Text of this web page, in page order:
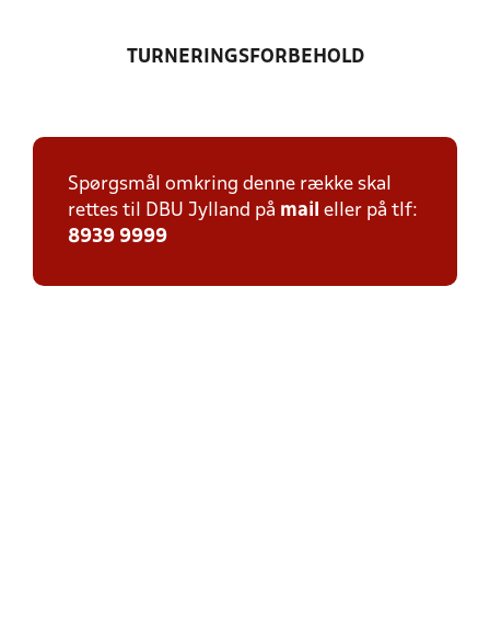
TURNERINGSFORBEHOLD
Spørgsmål omkring denne række skal
rettes til DBU Jylland på mail eller på tlf:
8939 9999